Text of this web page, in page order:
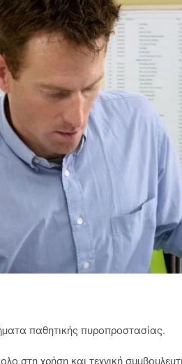
παθητικής πυροπροστασίας.
στη χρήση και τεχνική